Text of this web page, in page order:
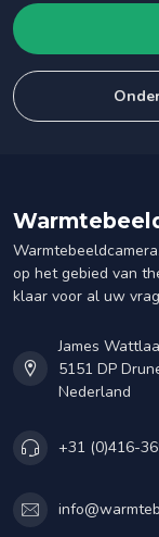
op het gebied van
klaar voor al uw
James
5151 DP
Nederland
+31 (0)416-